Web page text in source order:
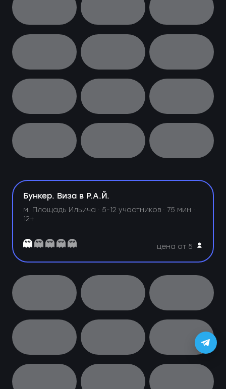
Бункер. Виза в Р.А.Й.
м. Площадь Ильича · 5-12 участников · 75 мин ·
12+
цена от 5